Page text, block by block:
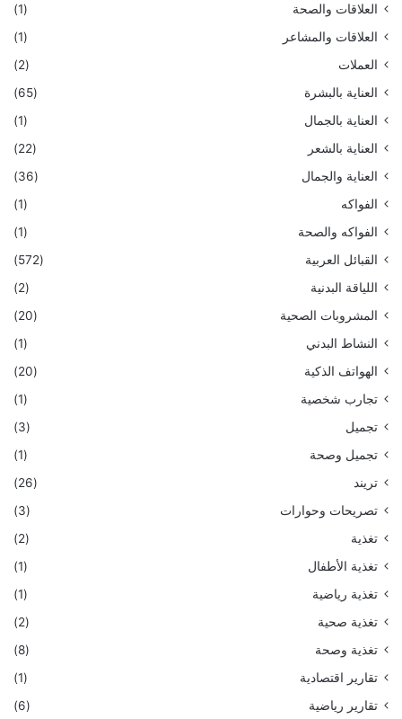
العلاقات والصحة
(1)
العلاقات والمشاعر
(1)
العملات
(2)
العناية بالبشرة
(65)
العناية بالجمال
(1)
العناية بالشعر
(22)
العناية والجمال
(36)
الفواكه
(1)
الفواكه والصحة
(1)
القبائل العربية
(572)
اللياقة البدنية
(2)
المشروبات الصحية
(20)
النشاط البدني
(1)
الهواتف الذكية
(20)
تجارب شخصية
(1)
تجميل
(3)
تجميل وصحة
(1)
تريند
(26)
تصريحات وحوارات
(3)
تغذية
(2)
تغذية الأطفال
(1)
تغذية رياضية
(1)
تغذية صحية
(2)
تغذية وصحة
(8)
تقارير اقتصادية
(1)
تقارير رياضية
(6)